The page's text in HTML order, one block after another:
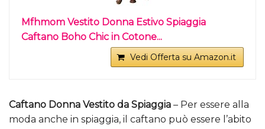
Mfhmom Vestito Donna Estivo Spiaggia
Caftano Boho Chic in Cotone...
Vedi Offerta su Amazon.it
Caftano Donna Vestito da Spiaggia – Per essere alla
moda anche in spiaggia, il caftano può essere l’abito